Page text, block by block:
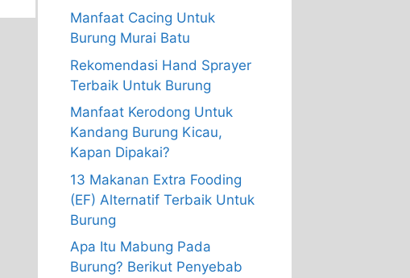
Manfaat Cacing Untuk
Burung Murai Batu
Rekomendasi Hand Sprayer
Terbaik Untuk Burung
Manfaat Kerodong Untuk
Kandang Burung Kicau,
Kapan Dipakai?
13 Makanan Extra Fooding
(EF) Alternatif Terbaik Untuk
Burung
Apa Itu Mabung Pada
Burung? Berikut Penyebab